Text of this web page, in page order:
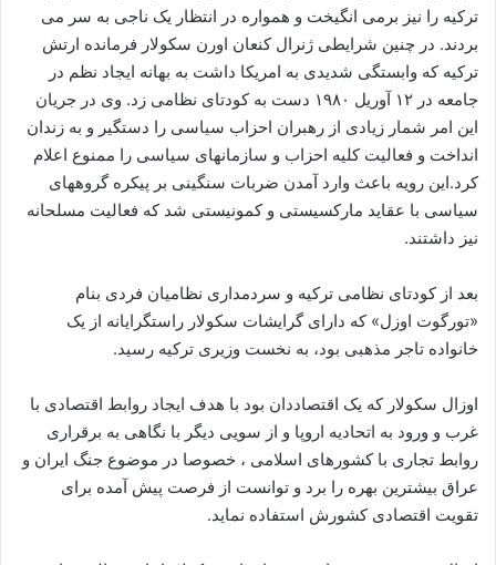
ترکیه را نیز برمی انگیخت و همواره در انتظار یک ناجی به سر می
بردند. در چنین شرایطی ژنرال کنعان اورن سکولار فرمانده ارتش
ترکیه که وابستگی شدیدی به امریکا داشت به بهانه ایجاد نظم در
جامعه در ۱۲ آوریل ۱۹۸۰ دست به کودتای نظامی زد. وی در جریان
این امر شمار زیادی از رهبران احزاب سیاسی را دستگیر و به زندان
انداخت و فعالیت کلیه احزاب و سازمانهای سیاسی را ممنوع اعلام
کرد.این رویه باعث وارد آمدن ضربات سنگینی بر پیکره گروههای
سیاسی با عقاید مارکسیستی و کمونیستی شد که فعالیت مسلحانه
نیز داشتند.
بعد از کودتای نظامی ترکیه و سردمداری نظامیان فردی بنام
«تورگوت اوزل» که دارای گرایشات سکولار راستگرایانه از یک
خانواده تاجر مذهبی بود، به نخست وزیری ترکیه رسید.
اوزال سکولار که یک اقتصاددان بود با هدف ایجاد روابط اقتصادی با
غرب و ورود به اتحادیه اروپا و از سویی دیگر با نگاهی به برقراری
روابط تجاری با کشورهای اسلامی ، خصوصا در موضوع جنگ ایران و
عراق بیشترین بهره را برد و توانست از فرصت پیش آمده برای
تقویت اقتصادی کشورش استفاده نماید.